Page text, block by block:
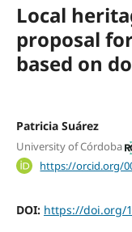
Local
proposal
based on
Patricia Suárez
University of Córdoba
https://orcid.org/
DOI: https://doi.org/